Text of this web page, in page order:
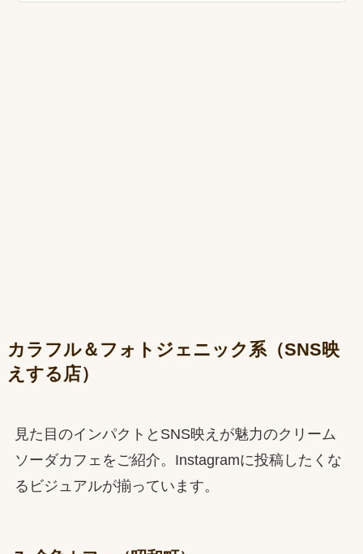
カラフル＆フォトジェニック系（SNS映
えする店）
見た目のインパクトとSNS映えが魅力のクリーム
ソーダカフェをご紹介。Instagramに投稿したくな
るビジュアルが揃っています。